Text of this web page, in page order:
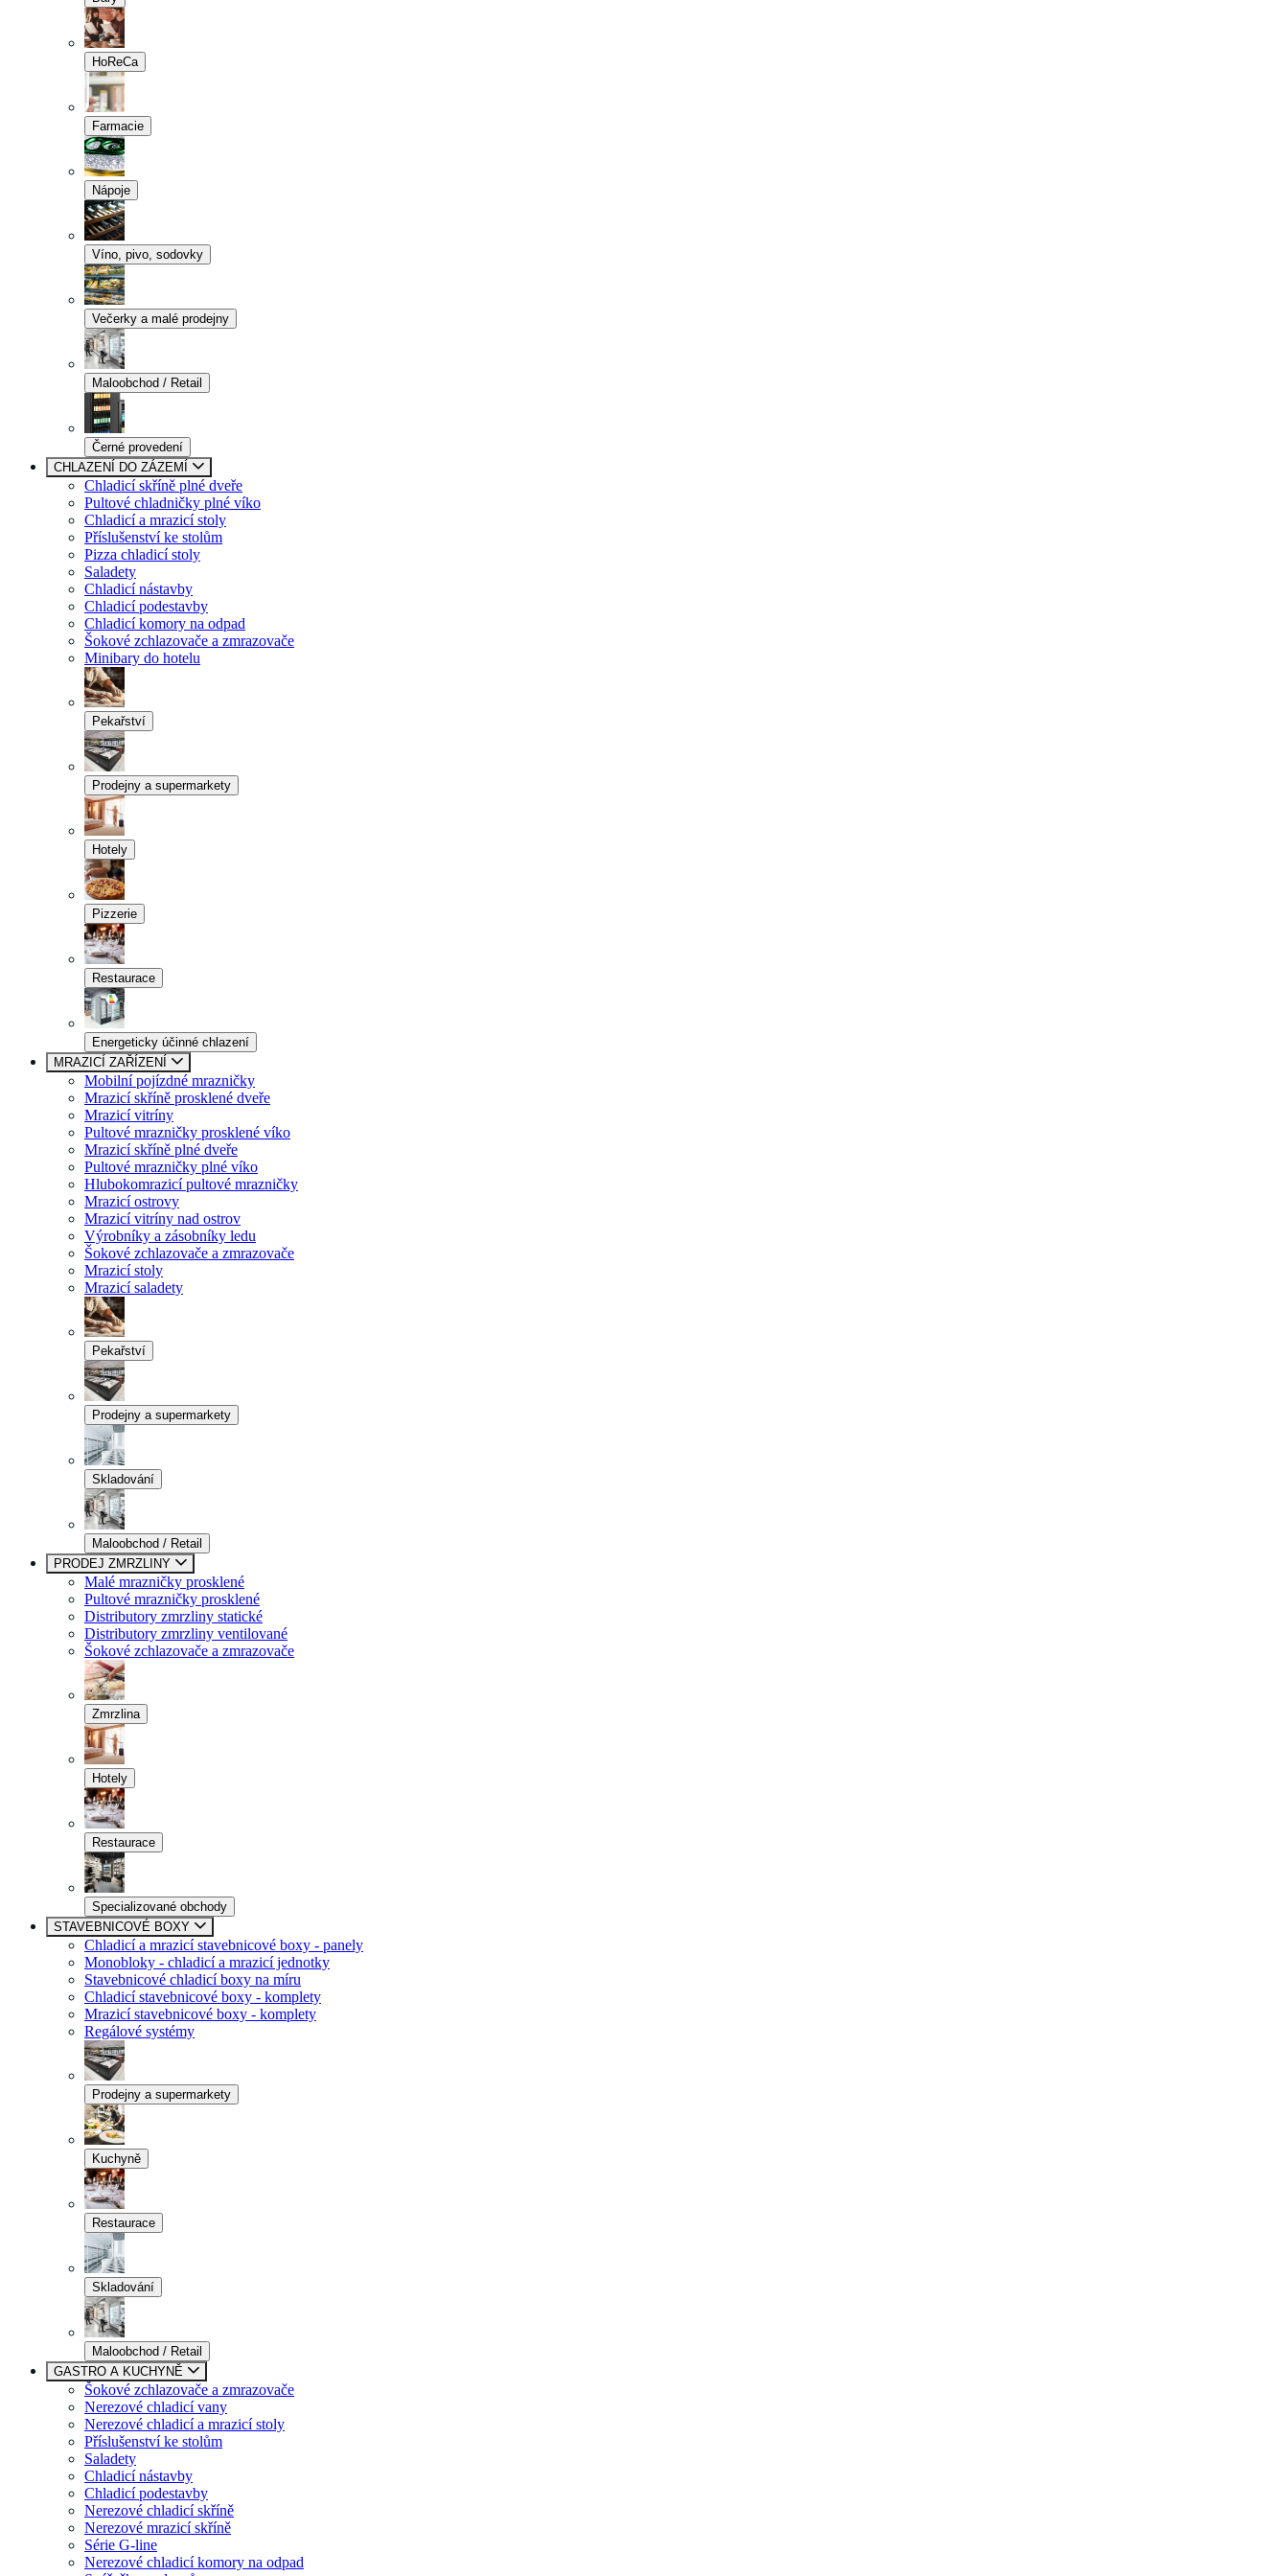
HoReCa
Farmacie
Nápoje
Víno, pivo, sodovky
Večerky a malé prodejny
Maloobchod / Retail
Černé provedení
CHLAZENÍ DO ZÁZEMÍ
Chladicí skříně plné dveře
Pultové chladničky plné víko
Chladicí a mrazicí stoly
Příslušenství ke stolům
Pizza chladicí stoly
Saladety
Chladicí nástavby
Chladicí podestavby
Chladicí komory na odpad
Šokové zchlazovače a zmrazovače
Minibary do hotelu
Pekařství
Prodejny a supermarkety
Hotely
Pizzerie
Restaurace
Energeticky účinné chlazení
MRAZICÍ ZAŘÍZENÍ
Mobilní pojízdné mrazničky
Mrazicí skříně prosklené dveře
Mrazicí vitríny
Pultové mrazničky prosklené víko
Mrazicí skříně plné dveře
Pultové mrazničky plné víko
Hlubokomrazicí pultové mrazničky
Mrazicí ostrovy
Mrazicí vitríny nad ostrov
Výrobníky a zásobníky ledu
Šokové zchlazovače a zmrazovače
Mrazicí stoly
Mrazicí saladety
Pekařství
Prodejny a supermarkety
Skladování
Maloobchod / Retail
PRODEJ ZMRZLINY
Malé mrazničky prosklené
Pultové mrazničky prosklené
Distributory zmrzliny statické
Distributory zmrzliny ventilované
Šokové zchlazovače a zmrazovače
Zmrzlina
Hotely
Restaurace
Specializované obchody
STAVEBNICOVÉ BOXY
Chladicí a mrazicí stavebnicové boxy - panely
Monobloky - chladicí a mrazicí jednotky
Stavebnicové chladicí boxy na míru
Chladicí stavebnicové boxy - komplety
Mrazicí stavebnicové boxy - komplety
Regálové systémy
Prodejny a supermarkety
Kuchyně
Restaurace
Skladování
Maloobchod / Retail
GASTRO A KUCHYNĚ
Šokové zchlazovače a zmrazovače
Nerezové chladicí vany
Nerezové chladicí a mrazicí stoly
Příslušenství ke stolům
Saladety
Chladicí nástavby
Chladicí podestavby
Nerezové chladicí skříně
Nerezové mrazicí skříně
Série G-line
Nerezové chladicí komory na odpad